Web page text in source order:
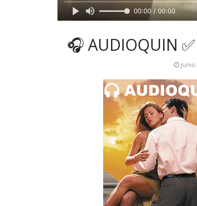
00:00 / 00:00
🎧 AUDIOQUIN
junio